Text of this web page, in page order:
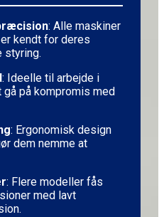
: Alle maskiner
kendt for deres
styring.
: Ideelle til arbejde i
gå på kompromis med
: Ergonomisk design
dem nemme at
: Flere modeller fås
med lavt